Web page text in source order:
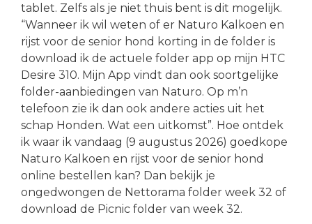
tablet. Zelfs als je niet thuis bent is dit mogelijk.
“Wanneer ik wil weten of er Naturo Kalkoen en
rijst voor de senior hond korting in de folder is
download ik de actuele folder app op mijn HTC
Desire 310. Mijn App vindt dan ook soortgelijke
folder-aanbiedingen van Naturo. Op m’n
telefoon zie ik dan ook andere acties uit het
schap Honden. Wat een uitkomst”. Hoe ontdek
ik waar ik vandaag (9 augustus 2026) goedkope
Naturo Kalkoen en rijst voor de senior hond
online bestellen kan? Dan bekijk je
ongedwongen de Nettorama folder week 32 of
download de Picnic folder van week 32.